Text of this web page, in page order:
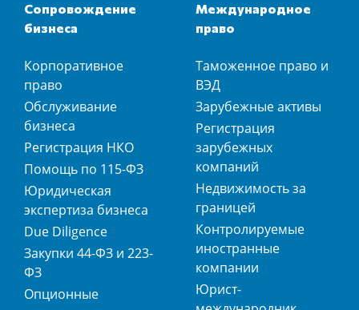
Сопровождение
бизнеса
Корпоративное
право
Обслуживание
бизнеса
Регистрация НКО
Помощь по 115-ФЗ
Юридическая
экспертиза бизнеса
Due Diligence
Закупки 44-ФЗ и 223-
ФЗ
Опционные
Международное
право
Таможенное право и
ВЭД
Зарубежные активы
Регистрация
зарубежных
компаний
Недвижимость за
границей
Контролируемые
иностранные
компании
Юрист-